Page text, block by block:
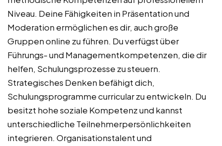
Niveau. Deine Fähigkeiten in Präsentation und
Moderation ermöglichen es dir, auch große
Gruppen online zu führen. Du verfügst über
Führungs- und Managementkompetenzen, die dir
helfen, Schulungsprozesse zu steuern.
Strategisches Denken befähigt dich,
Schulungsprogramme curricular zu entwickeln. Du
besitzt hohe soziale Kompetenz und kannst
unterschiedliche Teilnehmerpersönlichkeiten
integrieren. Organisationstalent und